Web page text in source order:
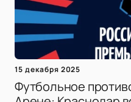
15 декабря 2025
Футбольное